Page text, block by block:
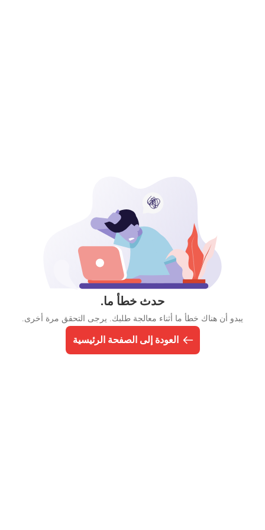
حدث خطأ ما.
يبدو أن هناك خطأ ما أثناء معالجة طلبك. يرجى التحقق مرة أخرى.
العودة إلى الصفحة الرئيسية